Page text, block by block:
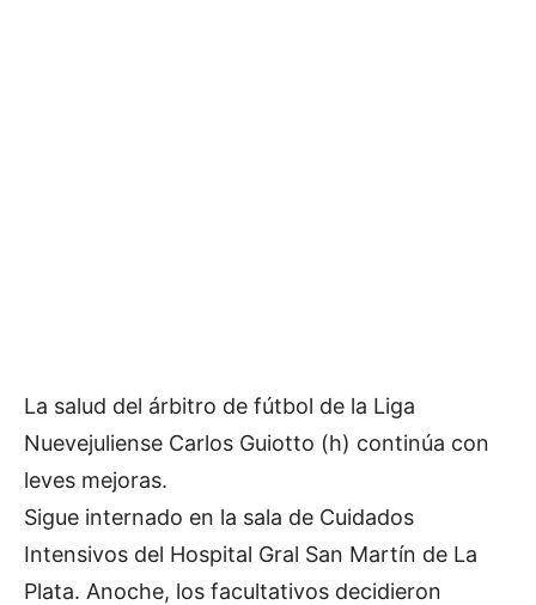
La salud del árbitro de fútbol de la Liga
Nuevejuliense Carlos Guiotto (h) continúa con
leves mejoras.
Sigue internado en la sala de Cuidados
Intensivos del Hospital Gral San Martín de La
Plata. Anoche, los facultativos decidieron